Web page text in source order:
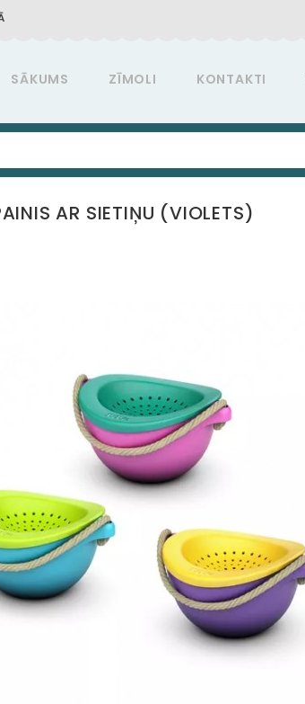
SĀKUMS ZĪMOLI KONTAKTI
AR SIETIŅU (VIOLETS)